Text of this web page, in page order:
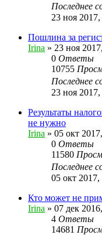
Последнее
23 ноя
Пошлина за
Irina » 23 ноя
0 Ответы
10755
Последнее
23 ноя
Результаты
не нужно
Irina » 05 окт
0 Ответы
11580
Последнее
05 окт 2017,
Кто может не
Irina » 07 дек
4 Ответы
14681